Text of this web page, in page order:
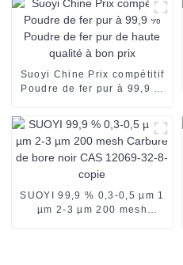
Suoyi Chine Prix compétitif
Poudre de fer pur à 99,9 %
SUOYI 99,9 % 0,3-0,5 µm 1
µm 2-3 µm 200 mesh